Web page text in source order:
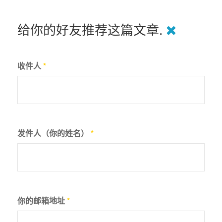
给你的好友推荐这篇文章.
收件人*
发件人（你的姓名） *
你的邮箱地址*